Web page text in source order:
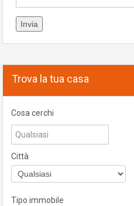
Trova la tua casa
Cosa cerchi
Città
Tipo immobile